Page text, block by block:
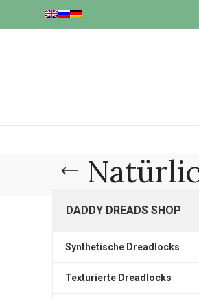
DADDY DREADS SHOP
Synthetische Dreadlocks
Texturierte Dreadlocks